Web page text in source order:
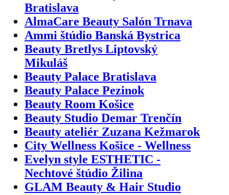
Bratislava
AlmaCare Beauty Salón Trnava
Ammi štúdio Banská Bystrica
Beauty Bretlys Liptovský
Mikuláš
Beauty Palace Bratislava
Beauty Palace Pezinok
Beauty Room Košice
Beauty Studio Demar Trenčín
Beauty ateliér Zuzana Kežmarok
City Wellness Košice - Wellness
Evelyn style ESTHETIC -
Nechtové štúdio Žilina
GLAM Beauty & Hair Studio